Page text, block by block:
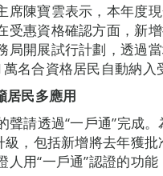
席陳寶雲表示，本年度
受惠資格確認方面，新
局開展試行計劃，透過
名合資格居民自動納入
居民多應用
聲請透過“一戶通”完成
級，包括新增將去年獲
人用“一戶通”認證的功